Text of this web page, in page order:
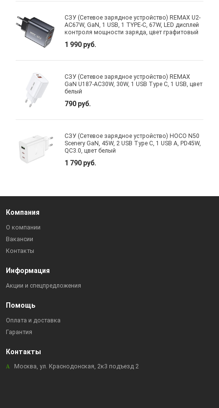
СЗУ (Сетевое зарядное устройство) REMAX U2-
AC67W, GaN, 1 USB, 1 TYPE-C, 67W, LED дисплей
контроля мощности заряда, цвет графитовый
1 990 руб.
СЗУ (Сетевое зарядное устройство) REMAX
GaN U187-AC30W, 30W, 1 USB Type C, 1 USB, цвет
белый
790 руб.
СЗУ (Сетевое зарядное устройство) HOCO N50
Scenery GaN, 45W, 2 USB Type C, 1 USB A, PD45W,
QC3.0, цвет белый
1 790 руб.
Компания
О компании
Вакансии
Контакты
Информация
Акции и спецпредложения
Помощь
Оплата и доставка
Гарантия
Контакты
Москва, ул. Краснодонская, 2к3 подъезд 2